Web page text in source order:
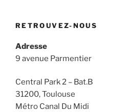
RETROUVEZ-NOUS
Adresse
9 avenue Parmentier
Central Park 2 – Bat.B
31200, Toulouse
Métro Canal Du Midi